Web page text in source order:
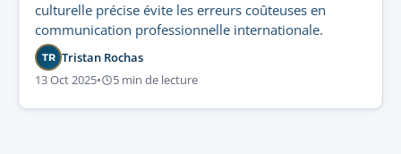
culturelle précise évite les erreurs coûteuses en
communication professionnelle internationale.
TR Tristan Rochas
13 Oct 2025• 5 min de lecture